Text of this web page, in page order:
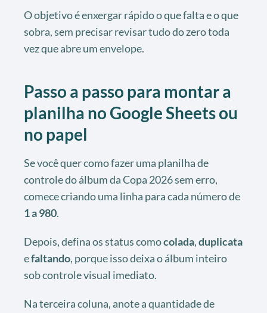
O objetivo é enxergar rápido o que falta e o que
sobra, sem precisar revisar tudo do zero toda
vez que abre um envelope.
Passo a passo para montar a
planilha no Google Sheets ou
no papel
Se você quer como fazer uma planilha de
controle do álbum da Copa 2026 sem erro,
comece criando uma linha para cada número de
1 a 980.
Depois, defina os status comocolada,duplicata
efaltando, porque isso deixa o álbum inteiro
sob controle visual imediato.
Na terceira coluna, anote a quantidade de